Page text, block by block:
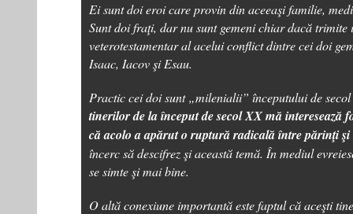
Ei sunt doi eroi care provin din aceeaşi familie,
Sunt doi fraţi, dar nu sunt gemeni chiar dacă
veterotestamentar al acelui conflict dintre cei doi
Isaac, Iacov şi Esau.
Practic cei doi sunt „milenialii” începutului de
tinerilor de la început de secol XX mă interesează
că acolo a apărut o ruptură radicală între părinţi
încerc să descifrez şi această temă. În mediul
se simte şi mai bine.
O altă conexiune importantă este faptul că aceşti